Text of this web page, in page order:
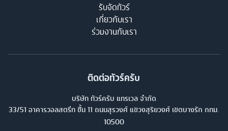
รับจัดทัวร์
เกี่ยวกับเรา
ร่วมงานกับเรา
ติดต่อทัวร์ครับ
บริษัท ทัวร์ครับ แทรเวล จำกัด
33/51 อาคารวอลสตรีท ชั้น 11 ถนนสุรวงศ์ แขวงสุริยวงศ์ เขตบางรัก กทม.
10500